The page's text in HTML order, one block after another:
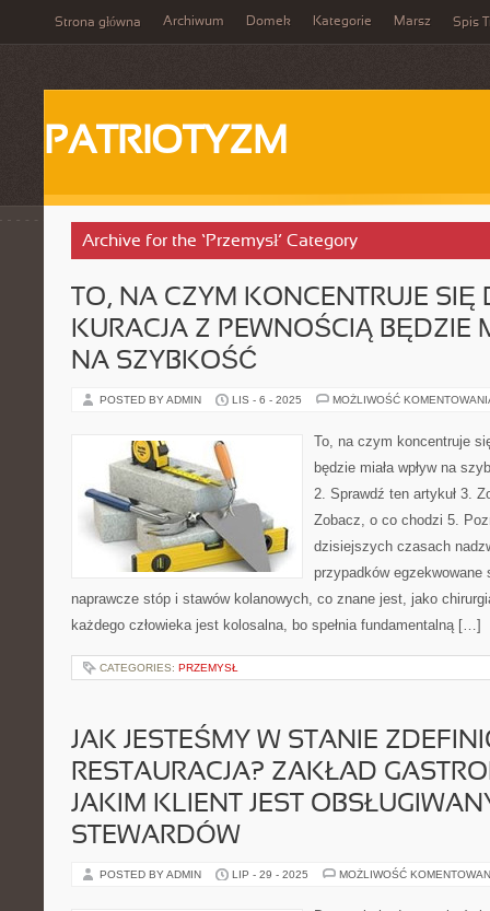
Strona główna Archiwum Domek Kategorie Marsz Spis
PATRIOTYZM
Archive for the ‘Przemysł’ Category
TO, NA CZYM KONCENTRUJE SIĘ
KURACJA Z PEWNOŚCIĄ BĘDZIE
NA SZYBKOŚĆ
POSTED BY ADMIN LIS - 6 - 2025 MOŻLIWOŚĆ
To, na czym koncentruje
będzie miała wpływ na
2. Sprawdź ten artykuł 3.
Zobacz, o co chodzi 5.
dzisiejszych czasach
przypadków
naprawcze stóp i stawów kolanowych, co znane jest, jako
każdego człowieka jest kolosalna, bo spełnia fundamentalną […]
CATEGORIES: PRZEMYSŁ
JAK JESTEŚMY W STANIE
RESTAURACJA? ZAKŁAD
JAKIM KLIENT JEST
STEWARDÓW
POSTED BY ADMIN LIP - 29 - 2025 MOŻLIWOŚĆ